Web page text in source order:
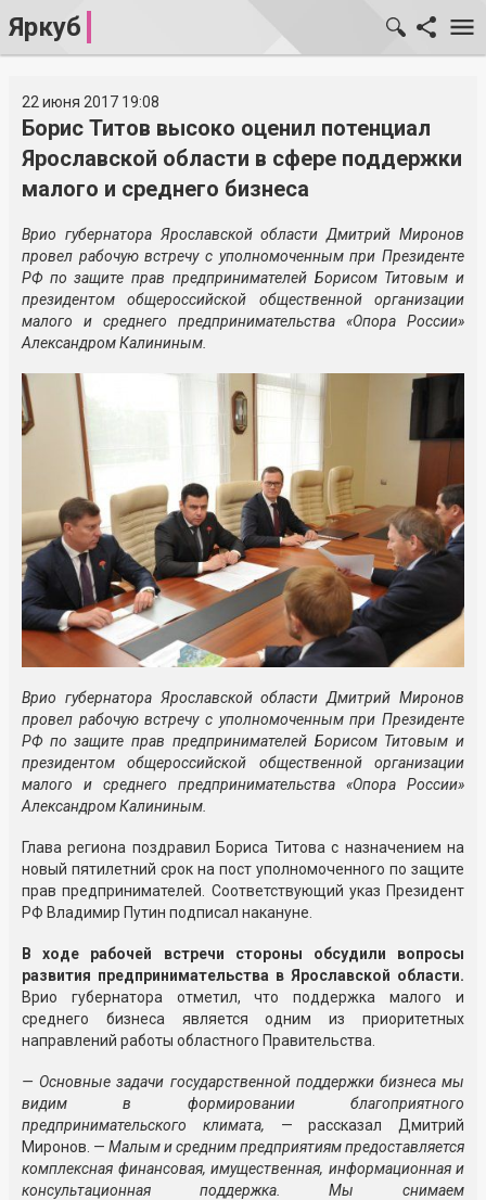
Яркуб
22 июня 2017 19:08
Борис Титов высоко оценил потенциал
Ярославской области в сфере поддержки
малого и среднего бизнеса
Врио губернатора Ярославской области Дмитрий Миронов
провел рабочую встречу с уполномоченным при Президенте
РФ по защите прав предпринимателей Борисом Титовым и
президентом общероссийской общественной организации
малого и среднего предпринимательства «Опора России»
Александром Калининым.
Врио губернатора Ярославской области Дмитрий Миронов
провел рабочую встречу с уполномоченным при Президенте
РФ по защите прав предпринимателей Борисом Титовым и
президентом общероссийской общественной организации
малого и среднего предпринимательства «Опора России»
Александром Калининым.
Глава региона поздравил Бориса Титова с назначением на
новый пятилетний срок на пост уполномоченного по защите
прав предпринимателей. Соответствующий указ Президент
РФ Владимир Путин подписал накануне.
В ходе рабочей встречи стороны обсудили вопросы
развития предпринимательства в Ярославской области.
Врио губернатора отметил, что поддержка малого и
среднего бизнеса является одним из приоритетных
направлений работы областного Правительства.
— Основные задачи государственной поддержки бизнеса мы
видим в формировании благоприятного
предпринимательского климата, — рассказал Дмитрий
Миронов. — Малым и средним предприятиям предоставляется
комплексная финансовая, имущественная, информационная и
консультационная поддержка. Мы снимаем